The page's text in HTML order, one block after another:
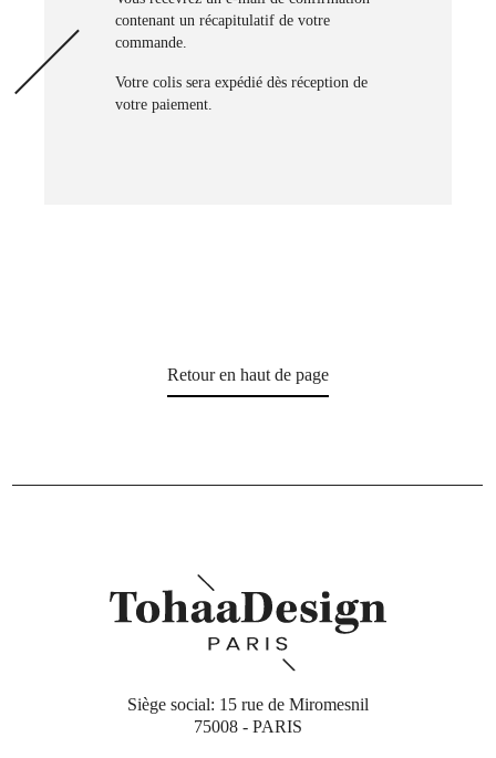
contenant un récapitulatif de votre
commande.
Votre colis sera expédié dès réception de
votre paiement.
Retour en haut de page
Siège social: 15 rue de Miromesnil
75008 - PARIS